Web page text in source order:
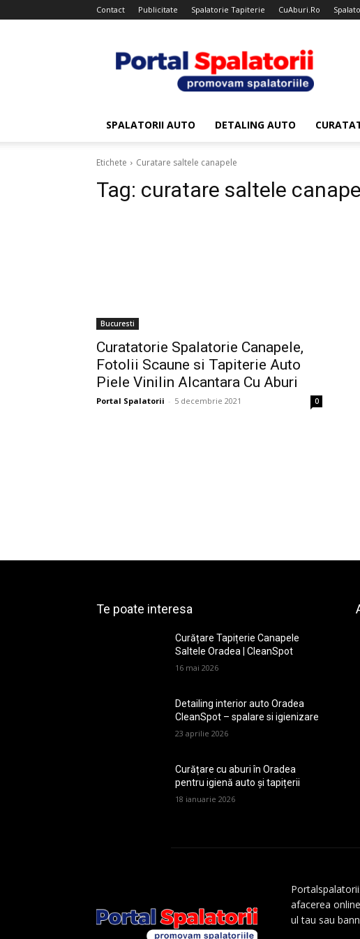
Contact Publicitate Spalatorie Tapiterie CuAburi.Ro
Spalatorii
SPALATORII AUTO DETALING AUTO
Etichete Curatare saltele canapele
Tag: curatare saltele
Bucuresti
Curatatorie Spalatorie Canapele,
Fotolii Scaune si Tapiterie Auto
Piele Vinilin Alcantara Cu Aburi
Portal Spalatorii - 5 decembrie 2021 0
Te poate interesa
Curățare Tapițerie Canapele
Saltele Oradea | CleanSpot
16 mai 2026
Detailing interior auto Oradea
CleanSpot – spalare si igienizare
23 aprilie 2026
Curățare cu aburi în Oradea
pentru igienă auto și tapițerii
18 ianuarie 2026
afacerea
ul tau sau